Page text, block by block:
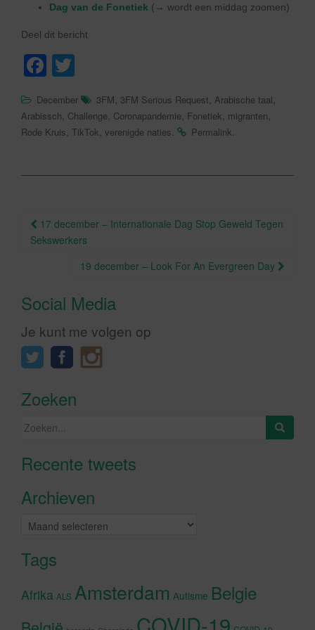
Dag van de Fonetiek (→ wordt een middag zoomen)
Deel dit bericht
F
c
e
o
k
tt
er
December 3FM, 3FM Serious Request, Arabische taal,
Arabissch, Challenge, Coronapandemie, Fonetiek, migranten,
Rode Kruis, TikTok, verenigde naties. Permalink.
Berichtnavigatie
17 december – Internationale Dag Stop Geweld Tegen
Sekswerkers
19 december – Look For An Evergreen Day
Social Media
Je kunt me volgen op
Zoeken
Zoeken
Recente tweetsKlik om marketing cookies te
Archieven
Archieven
Tags
Afrika ALS Amsterdam Autisme Belgie